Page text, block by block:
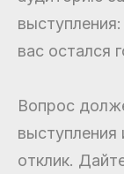
вас остался
Вопрос
отклик.